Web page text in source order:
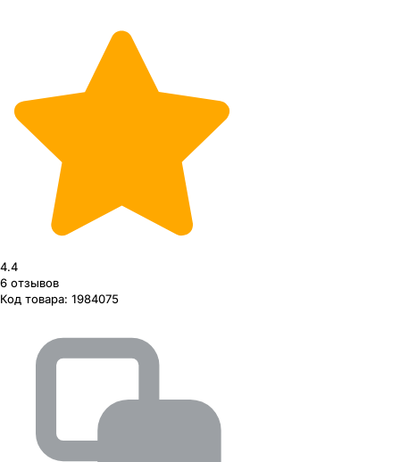
4.4
6 отзывов
Код товара: 1984075